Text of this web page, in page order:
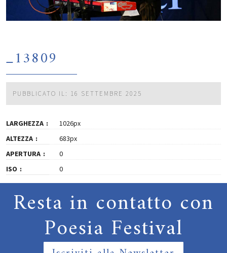
_13809
PUBBLICATO IL: 16 SETTEMBRE 2025
LARGHEZZA
1026px
ALTEZZA
683px
APERTURA
0
ISO
0
Resta in contatto con
Poesia Festival